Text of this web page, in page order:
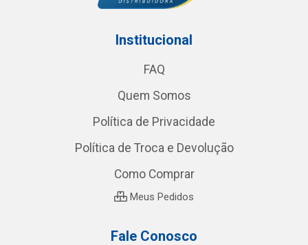
Institucional
FAQ
Quem Somos
Política de Privacidade
Política de Troca e Devolução
Como Comprar
Meus Pedidos
Fale Conosco